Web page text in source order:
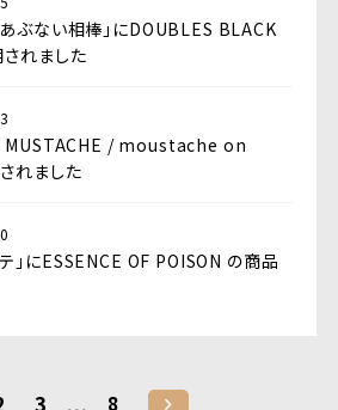
ぶない相棒」にDOUBLES BLACK
れました
MUSTACHE / moustache on
れました
」にESSENCE OF POISON の商品
3 ... 8